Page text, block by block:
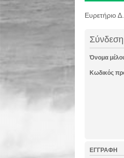
Ευρετήριο
Σύνδεση
Όνομα
Κωδικός
ΕΓΓΡΑΦΉ